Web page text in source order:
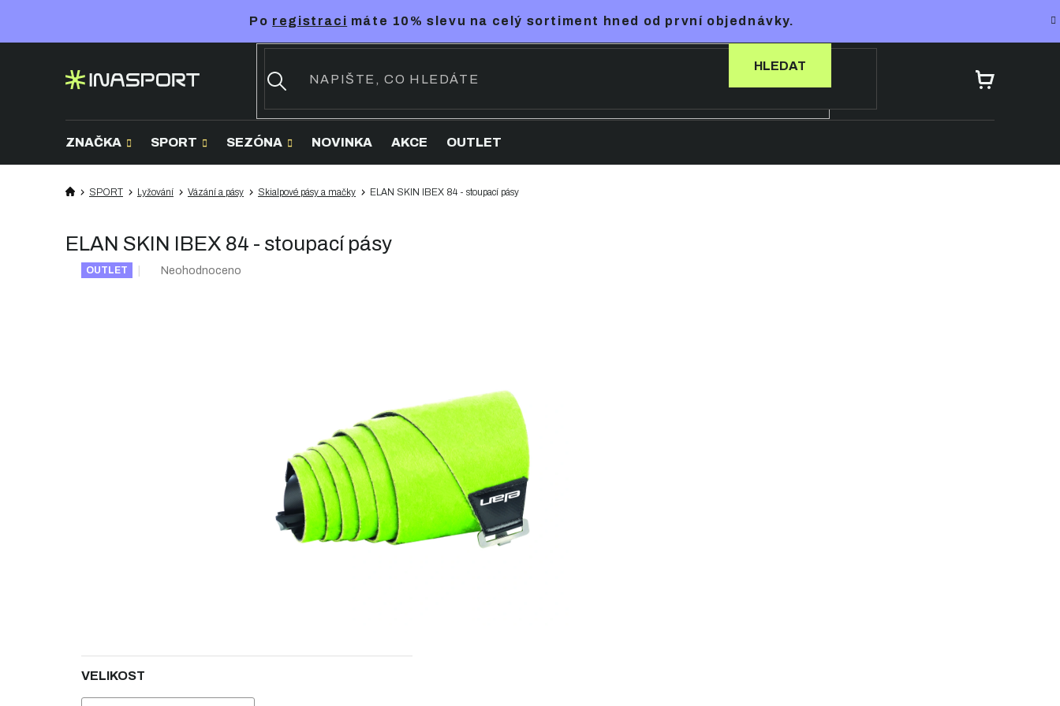
Po registraci máte 10% slevu na celý sortiment hned od první objednávky.
HLEDAT
NÁKUPNÍ
ZNAČKA SPORT SEZÓNA NOVINKA AKCE OUTLET
SPORT Lyžování Vázání a pásy Skialpové pásy a mačky ELAN SKIN IBEX 84 - stoupací pásy
ELAN SKIN IBEX 84 - stoupací pásy
OUTLET
Průměrné
Neohodnoceno
VELIKOST